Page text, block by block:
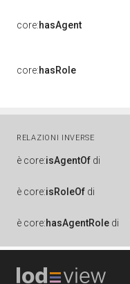
core:hasAgent
core:hasRole
RELAZIONI INVERSE
è core:isAgentOf di
è core:isRoleOf di
è core:hasAgentRole di